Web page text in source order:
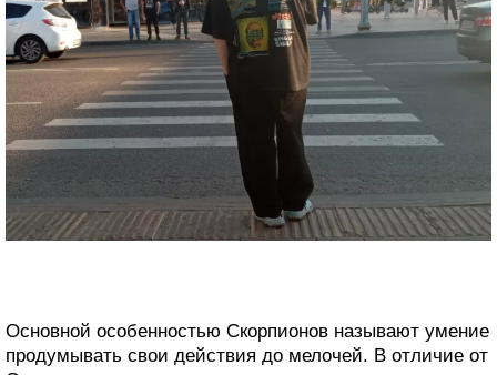
Основной особенностью Скорпионов называют умение
продумывать свои действия до мелочей. В отличие от